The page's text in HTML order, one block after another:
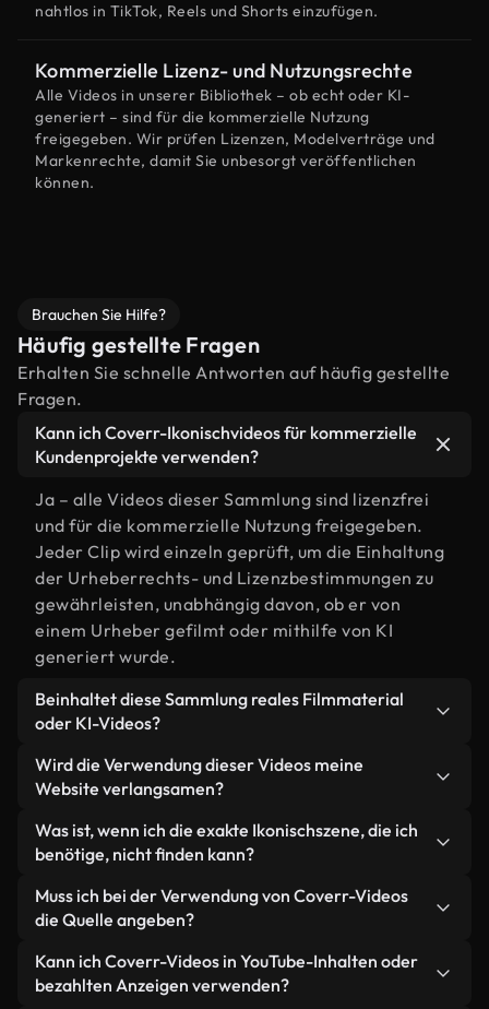
nahtlos in TikTok, Reels und Shorts einzufügen.
Kommerzielle Lizenz- und Nutzungsrechte
Alle Videos in unserer Bibliothek – ob echt oder KI-
generiert – sind für die kommerzielle Nutzung
freigegeben. Wir prüfen Lizenzen, Modelverträge und
Markenrechte, damit Sie unbesorgt veröffentlichen
können.
Brauchen Sie Hilfe?
Häufig gestellte Fragen
Erhalten Sie schnelle Antworten auf häufig gestellte
Fragen.
Kann ich Coverr-Ikonischvideos für kommerzielle
Kundenprojekte verwenden?
Ja – alle Videos dieser Sammlung sind lizenzfrei
und für die kommerzielle Nutzung freigegeben.
Jeder Clip wird einzeln geprüft, um die Einhaltung
der Urheberrechts- und Lizenzbestimmungen zu
gewährleisten, unabhängig davon, ob er von
einem Urheber gefilmt oder mithilfe von KI
generiert wurde.
Beinhaltet diese Sammlung reales Filmmaterial
oder KI-Videos?
Beides. Es handelt sich um eine Hybridbibliothek
aus realen, von Menschen aufgenommenen
generierten Videos. Jedes Video ist eindeutig
beschriftet, sodass Sie immer wissen, was Sie
verwenden.
Wird die Verwendung dieser Videos meine
Website verlangsamen?
Nicht, wenn Sie unsere optimierten Versionen
wählen. Wir bieten schlanke, webfähige Formate,
wurden – so bleibt die Qualität hoch, während
gleichzeitig die Ladezeiten minimiert und
Kennzahlen wie LCP verbessert werden.
Was ist, wenn ich die exakte Ikonischszene, die ich
benötige, nicht finden kann?
Mit Coverr AI Studio erstellen Sie im
Handumdrehen ein solches Video. Beschreiben Sie
Sonnenuntergang" – und das Studio generiert
innerhalb von Sekunden ein individuelles Video für
Muss ich bei der Verwendung von Coverr-Videos
die Quelle angeben?
Eine Namensnennung ist nicht erforderlich. Alle
Videos in unserer Stockbibliothek sind lizenzfrei
Kann ich Coverr-Videos in YouTube-Inhalten oder
bezahlten Anzeigen verwenden?